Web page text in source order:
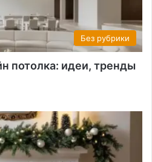
Без рубрики
потолка: идеи, тренды